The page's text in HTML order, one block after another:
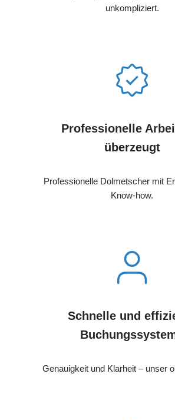
unkompliziert.
Professionelle
überzeugt
Professionelle Dolmetscher mit
Know-how.
Schnelle und
Genauigkeit und Klarheit – unser